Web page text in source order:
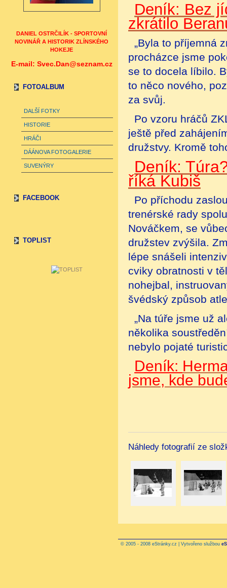
DANIEL OSTRČILÍK - SPORTOVNÍ
NOVINÁŘ A HISTORIK ZLÍNSKÉHO
HOKEJE
E-mail: Svec.Dan@seznam.cz
FOTOALBUM
DALŠÍ FOTKY
HISTORIE
HRÁČI
DÁÁNOVA FOTOGALERIE
SUVENÝRY
FACEBOOK
TOPLIST
Deník: Bez
zkrátilo
„Byla to příjemná
procházce jsme
se to docela líbilo.
to něco nového,
za svůj.
Po vzoru hráčů
ještě před
družstvy. Kromě
Deník:
říká Kubiš
Po příchodu
trenérské rady
Nováčkem, se
družstev zvýšila.
lépe snášeli
cviky obratnosti v
nohejbal,
švédský způsob
„Na túře jsme už
několika
nebylo pojaté
Deník:
jsme, kde
Náhledy fotografií ze
© 2005 - 2008 eStránky.cz | Vytvořeno službou